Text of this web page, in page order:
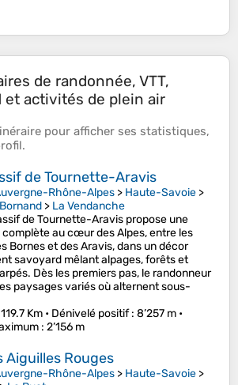
de randonnée, VTT,
et activités de plein air
pour afficher ses statistiques,
.
de Tournette-Aravis
Rhône-Alpes > Haute-Savoie >
> La Vendanche
de Tournette-Aravis propose une
complète au cœur des Alpes, entre les
Bornes et des Aravis, dans un décor
savoyard mêlant alpages, forêts et
Dès les premiers pas, le randonneur
paysages variés où alternent sous-
Km • Dénivelé positif: 8’257 m •
: 2’156 m
Aiguilles Rouges
Rhône-Alpes > Haute-Savoie >